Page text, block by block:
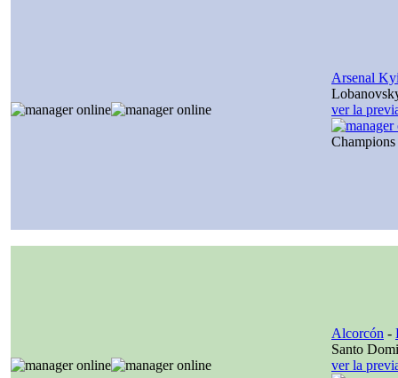
Arsenal
ver la
Alcorcón -
Santo
ver la